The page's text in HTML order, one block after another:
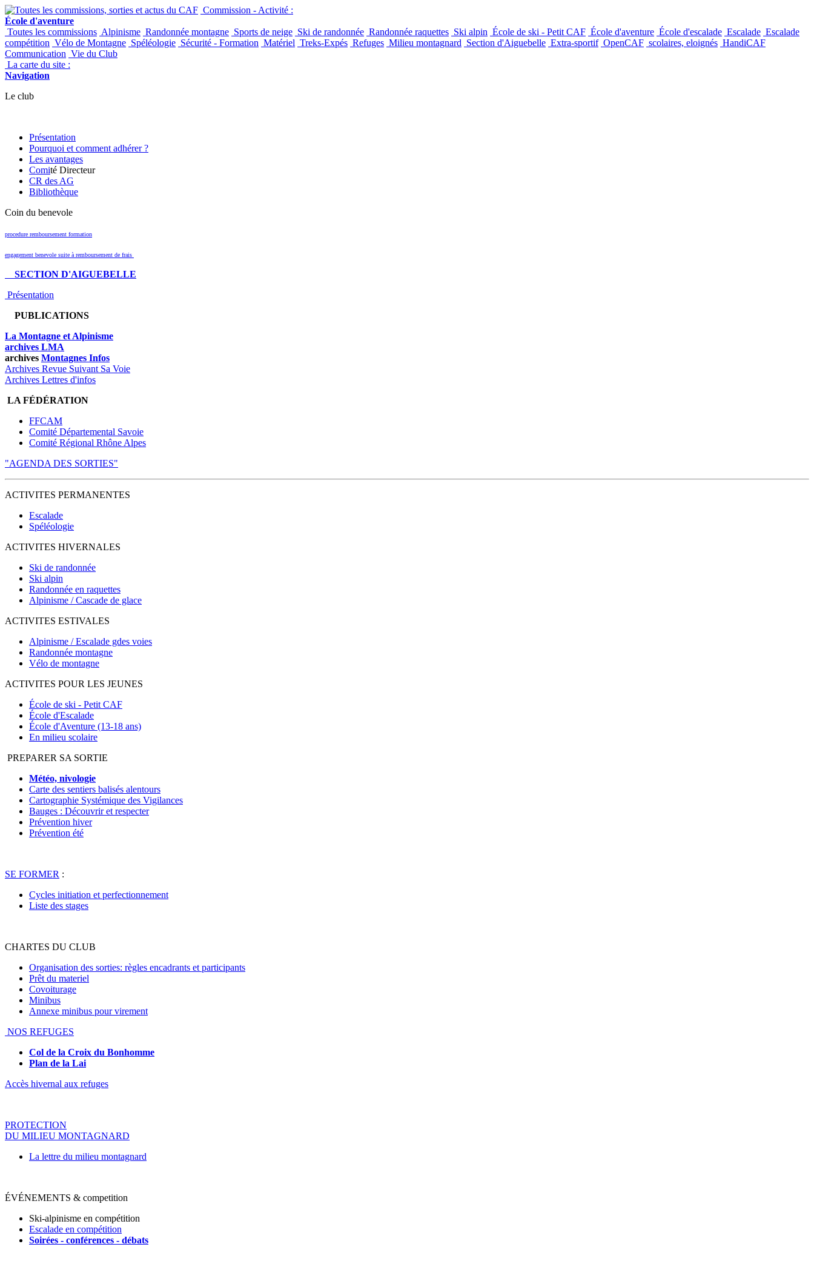
Commission - Activité :
École d'aventure
Toutes les commissions Alpinisme Randonnée montagne Sports de neige Ski de randonnée Randonnée raquettes Ski alpin École de ski - Petit CAF École d'aventure École d'escalade Escalade Escalade
compétition Vélo de Montagne Spéléologie Sécurité - Formation Matériel Treks-Expés Refuges Milieu montagnard Section d'Aiguebelle Extra-sportif OpenCAF scolaires, eloignés HandiCAF
Communication Vie du Club
La carte du site :
Navigation
Le club
Présentation
Pourquoi et comment adhérer ?
Les avantages
Comité Directeur
CR des AG
Bibliothèque
Coin du benevole
procedure remboursement formation
engagement benevole suite à remboursement de frais
SECTION D'AIGUEBELLE
Présentation
PUBLICATIONS
La Montagne et Alpinisme
archives LMA
archives Montagnes Infos
Archives Revue Suivant Sa Voie
Archives Lettres d'infos
LA FÉDÉRATION
FFCAM
Comité Départemental Savoie
Comité Régional Rhône Alpes
"AGENDA DES SORTIES"
ACTIVITES PERMANENTES
Escalade
Spéléologie
ACTIVITES HIVERNALES
Ski de randonnée
Ski alpin
Randonnée en raquettes
Alpinisme / Cascade de glace
ACTIVITES ESTIVALES
Alpinisme / Escalade gdes voies
Randonnée montagne
Vélo de montagne
ACTIVITES POUR LES JEUNES
École de ski - Petit CAF
École d'Escalade
École d'Aventure (13-18 ans)
En milieu scolaire
PREPARER SA SORTIE
Météo, nivologie
Carte des sentiers balisés alentours
Cartographie Systémique des Vigilances
Bauges : Découvrir et respecter
Prévention hiver
Prévention été
SE FORMER :
Cycles initiation et perfectionnement
Liste des stages
CHARTES DU CLUB
Organisation des sorties: règles encadrants et participants
Prêt du materiel
Covoiturage
Minibus
Annexe minibus pour virement
NOS REFUGES
Col de la Croix du Bonhomme
Plan de la Lai
Accès hivernal aux refuges
PROTECTION
DU MILIEU MONTAGNARD
La lettre du milieu montagnard
ÉVÉNEMENTS & competition
Ski-alpinisme en compétition
Escalade en compétition
Soirées - conférences - débats